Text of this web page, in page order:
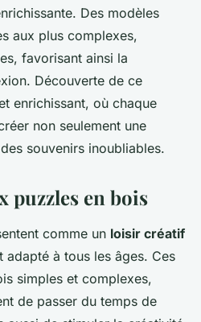
Des modèles
aux plus complexes,
favorisant ainsi la
Découverte de ce
enrichissant, où chaque
non seulement une
souvenirs inoubliables.
puzzles en bois
comme un loisir créatif
adapté à tous les âges. Ces
simples et complexes,
de passer du temps de